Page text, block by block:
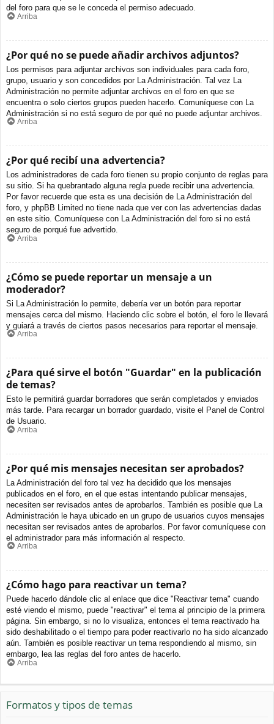
del foro para que se le conceda el permiso adecuado.
Arriba
¿Por qué no se puede añadir archivos adjuntos?
Los permisos para adjuntar archivos son individuales para cada foro,
grupo, usuario y son concedidos por La Administración. Tal vez La
Administración no permite adjuntar archivos en el foro en que se
encuentra o solo ciertos grupos pueden hacerlo. Comuníquese con La
Administración si no está seguro de por qué no puede adjuntar archivos.
Arriba
¿Por qué recibí una advertencia?
Los administradores de cada foro tienen su propio conjunto de reglas para
su sitio. Si ha quebrantado alguna regla puede recibir una advertencia.
Por favor recuerde que esta es una decisión de La Administración del
foro, y phpBB Limited no tiene nada que ver con las advertencias dadas
en este sitio. Comuníquese con La Administración del foro si no está
seguro de porqué fue advertido.
Arriba
¿Cómo se puede reportar un mensaje a un
moderador?
Si La Administración lo permite, debería ver un botón para reportar
mensajes cerca del mismo. Haciendo clic sobre el botón, el foro le llevará
y guiará a través de ciertos pasos necesarios para reportar el mensaje.
Arriba
¿Para qué sirve el botón "Guardar" en la publicación
de temas?
Esto le permitirá guardar borradores que serán completados y enviados
más tarde. Para recargar un borrador guardado, visite el Panel de Control
de Usuario.
Arriba
¿Por qué mis mensajes necesitan ser aprobados?
La Administración del foro tal vez ha decidido que los mensajes
publicados en el foro, en el que estas intentando publicar mensajes,
necesiten ser revisados antes de aprobarlos. También es posible que La
Administración le haya ubicado en un grupo de usuarios cuyos mensajes
necesitan ser revisados antes de aprobarlos. Por favor comuníquese con
el administrador para más información al respecto.
Arriba
¿Cómo hago para reactivar un tema?
Puede hacerlo dándole clic al enlace que dice "Reactivar tema" cuando
esté viendo el mismo, puede "reactivar" el tema al principio de la primera
página. Sin embargo, si no lo visualiza, entonces el tema reactivado ha
sido deshabilitado o el tiempo para poder reactivarlo no ha sido alcanzado
aún. También es posible reactivar un tema respondiendo al mismo, sin
embargo, lea las reglas del foro antes de hacerlo.
Arriba
Formatos y tipos de temas